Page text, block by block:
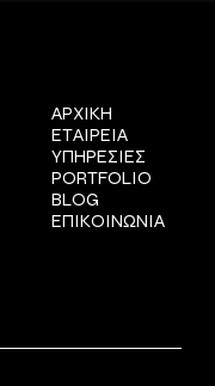
ΑΡΧΙΚΗ
ΕΤΑΙΡΕΙΑ
ΥΠΗΡΕΣΙΕΣ
PORTFOLIO
BLOG
ΕΠΙΚΟΙΝΩΝΙΑ